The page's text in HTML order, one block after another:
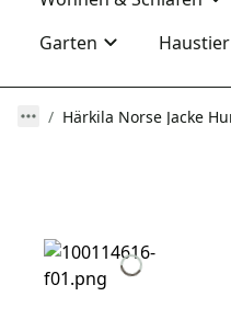
Garten
Haustier